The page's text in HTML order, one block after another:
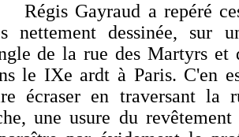
Gayraud a repéré
nettement dessinée, sur
de la rue des Martyrs et
le IXe ardt à Paris. C'en
écraser en traversant la
une usure du